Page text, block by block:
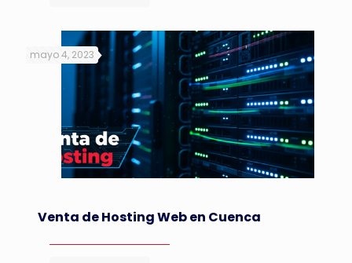
mayo 4, 2023
Venta de Hosting Web en Cuenca